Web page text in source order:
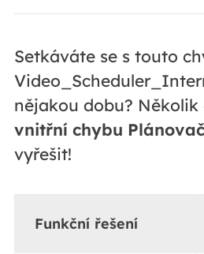
Setkáváte se s touto
nějakou dobu?
vnitřní chybu
vyřešit!
Funkční řešení